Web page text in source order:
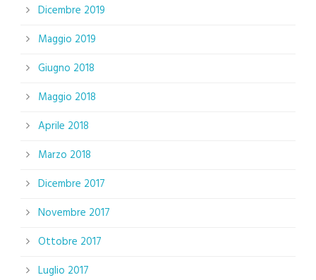
Dicembre 2019
Maggio 2019
Giugno 2018
Maggio 2018
Aprile 2018
Marzo 2018
Dicembre 2017
Novembre 2017
Ottobre 2017
Luglio 2017